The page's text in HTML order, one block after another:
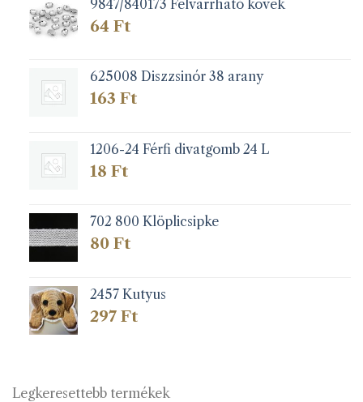
9847/840173 Felvarrható kövek
64 Ft
625008 Diszzsinór 38 arany
163 Ft
1206-24 Férfi divatgomb 24 L
18 Ft
702 800 Klöplicsipke
80 Ft
2457 Kutyus
297 Ft
Legkeresettebb termékek